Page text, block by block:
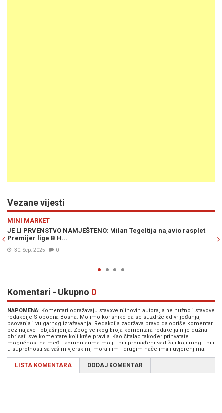
Vezane vijesti
MINI MARKET
MILAN TEGELTIJA PROVOCIRA: "Institucije BiH u RS-u imaju
onoliko moći koliko to RS dozvoli"
16. Mar. 2025
Komentari - Ukupno 0
NAPOMENA: Komentari odražavaju stavove njihovih autora, a ne nužno i stavove
redakcije Slobodna Bosna. Molimo korisnike da se suzdrže od vrijeđanja,
psovanja i vulgarnog izražavanja. Redakcija zadržava pravo da obriše komentar
bez najave i objašnjenja. Zbog velikog broja komentara redakcija nije dužna
obrisati sve komentare koji krše pravila. Kao čitalac također prihvatate
mogućnost da među komentarima mogu biti pronađeni sadržaji koji mogu biti
u suprotnosti sa vašim vjerskim, moralnim i drugim načelima i uvjerenjima.
LISTA KOMENTARA DODAJ KOMENTAR